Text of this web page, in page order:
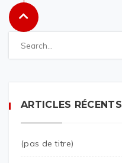
ARTICLES RÉCENTS
(pas de titre)